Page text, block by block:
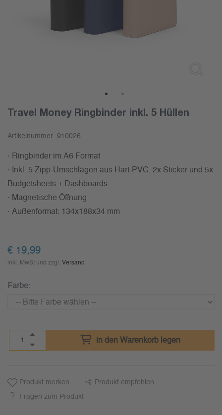
Travel Money Ringbinder inkl. 5 Hüllen
Artikelnummer: 910026
· Ringbinder im A6 Format
· Inkl. 5 Zipp-Umschlägen aus Hart-PVC, 2x Sticker und 5x
Budgetsheets + Dashboards
· Magnetische Öffnung
· Außenformat: 134x188x34 mm
€ 19,99
inkl. MwSt und zzgl. Versand
Farbe:
in den Warenkorb legen
Produkt merken Produkt empfehlen
Fragen zum Produkt